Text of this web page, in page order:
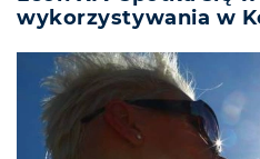
wykorzystywania w